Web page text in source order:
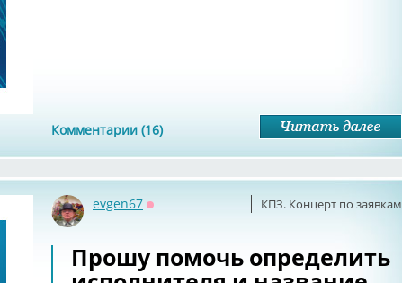
Комментарии (16)
КПЗ. Концерт по заявкам
evgen67
Прошу помочь определить